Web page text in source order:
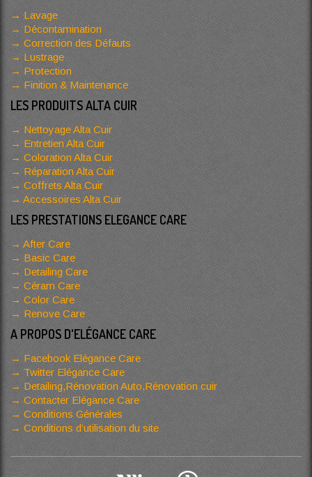
Lavage
Décontamination
Correction des Défauts
Lustrage
Protection
Finition & Maintenance
LES PRODUITS ALTA CUIR
Nettoyage Alta Cuir
Entretien Alta Cuir
Coloration Alta Cuir
Réparation Alta Cuir
Coffrets Alta Cuir
Accessoires Alta Cuir
LES PRESTATIONS ELEGANCE CARE
After Care
Basic Care
Detailing Care
Céram Care
Color Care
Renove Care
A PROPOS D'ELÉGANCE CARE
Facebook Elégance Care
Twitter Elégance Care
Detailing,Rénovation Auto,Rénovation cuir
Contacter Elégance Care
Conditions Générales
Conditions d’utilisation du site